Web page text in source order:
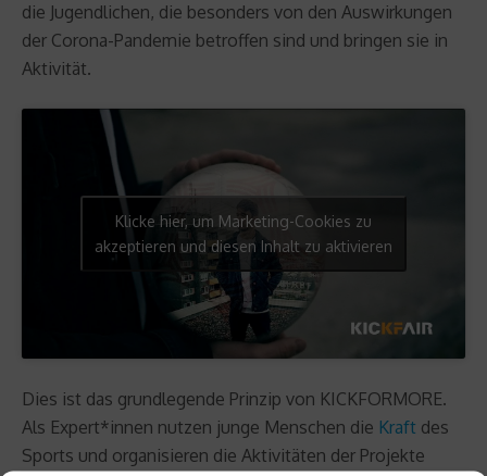
die Jugendlichen, die besonders von den Auswirkungen
der Corona-Pandemie betroffen sind und bringen sie in
Aktivität.
Klicke hier, um Marketing-Cookies zu
akzeptieren und diesen Inhalt zu aktivieren
Dies ist das grundlegende Prinzip von KICKFORMORE.
Als Expert*innen nutzen junge Menschen die Kraft des
Sports und organisieren die Aktivitäten der Projekte